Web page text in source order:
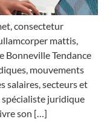
consectetur
mattis,
Bonneville Tendance
mouvements
salaires, secteurs et
juridique
son […]